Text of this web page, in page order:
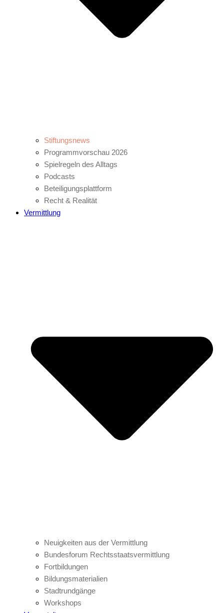
Stiftungsnews
Programmvorschau 2026
Spielregeln des Alltags
Podcasts
Beteiligungsplattform
Recht & Realität
Vermittlung
Neuigkeiten aus der Vermittlung
Bundesforum Rechtsstaatsvermittlung
Fortbildungen
Bildungsmaterialien
Stadtrundgänge
Workshops